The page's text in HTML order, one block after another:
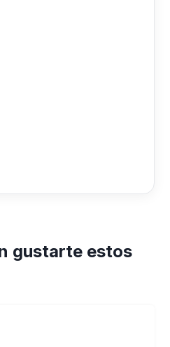
gustarte estos